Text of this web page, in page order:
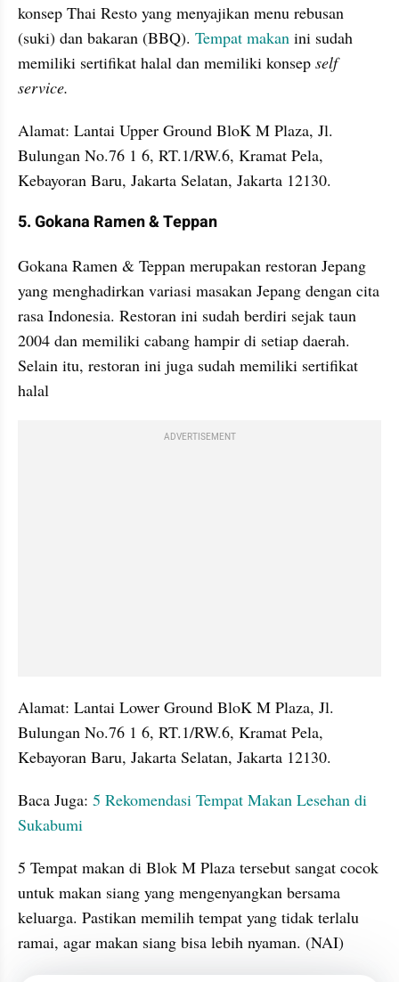
konsep Thai Resto yang menyajikan menu rebusan
(suki) dan bakaran (BBQ). Tempat makan ini sudah
memiliki sertifikat halal dan memiliki konsep self
service.
Alamat: Lantai Upper Ground BloK M Plaza, Jl.
Bulungan No.76 1 6, RT.1/RW.6, Kramat Pela,
Kebayoran Baru, Jakarta Selatan, Jakarta 12130.
5. Gokana Ramen & Teppan
Gokana Ramen & Teppan merupakan restoran Jepang
yang menghadirkan variasi masakan Jepang dengan cita
rasa Indonesia. Restoran ini sudah berdiri sejak taun
2004 dan memiliki cabang hampir di setiap daerah.
Selain itu, restoran ini juga sudah memiliki sertifikat
halal
ADVERTISEMENT
Alamat: Lantai Lower Ground BloK M Plaza, Jl.
Bulungan No.76 1 6, RT.1/RW.6, Kramat Pela,
Kebayoran Baru, Jakarta Selatan, Jakarta 12130.
Baca Juga: 5 Rekomendasi Tempat Makan Lesehan di
Sukabumi
5 Tempat makan di Blok M Plaza tersebut sangat cocok
untuk makan siang yang mengenyangkan bersama
keluarga. Pastikan memilih tempat yang tidak terlalu
ramai, agar makan siang bisa lebih nyaman. (NAI)